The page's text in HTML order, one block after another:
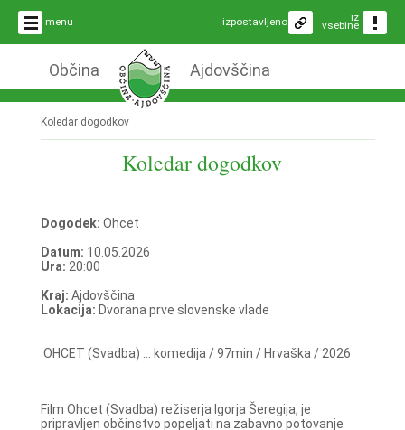
menu iz
vsebine
izpostavljeno
Občina Ajdovščina
Koledar dogodkov
Koledar dogodkov
Dogodek: Ohcet
Datum: 10.05.2026
Ura: 20:00
Kraj: Ajdovščina
Lokacija: Dvorana prve slovenske vlade
OHCET (Svadba) ... komedija / 97min / Hrvaška / 2026
Film Ohcet (Svadba) režiserja Igorja Šeregija, je
pripravljen občinstvo popeljati na zabavno potovanje